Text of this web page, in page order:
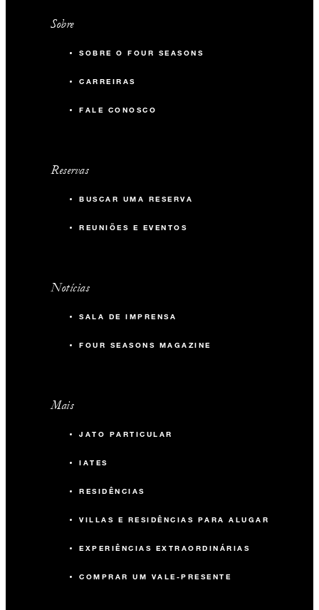
Sobre
SOBRE O FOUR SEASONS
CARREIRAS
FALE CONOSCO
Reservas
BUSCAR UMA RESERVA
REUNIÕES E EVENTOS
Notícias
SALA DE IMPRENSA
FOUR SEASONS MAGAZINE
Mais
JATO PARTICULAR
IATES
RESIDÊNCIAS
VILLAS E RESIDÊNCIAS PARA ALUGAR
EXPERIÊNCIAS EXTRAORDINÁRIAS
COMPRAR UM VALE-PRESENTE